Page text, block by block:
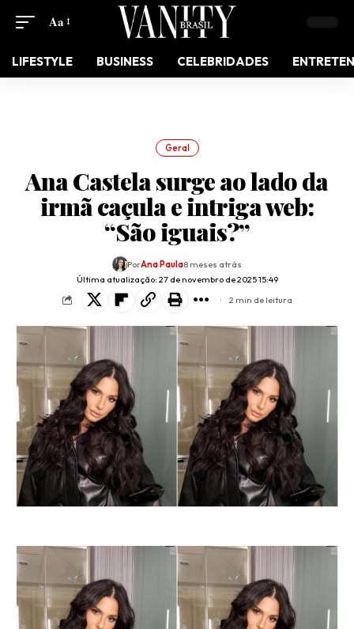
Aa
LIFESTYLE BUSINESS CELEBRIDADES
Geral
Ana Castela surge ao lado da
irmã caçula e intriga web:
“São iguais?”
Última atualização: 27 de novembro de 2025 15:49
PorAna Paula8 meses atrás
2 min de leitura